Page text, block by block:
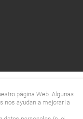
página Web. Algunas
nos ayudan a mejorar la